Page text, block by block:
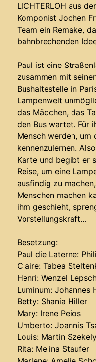
LICHTERLOH aus
Komponist Jochen
Team ein Remake,
bahnbrechenden
Paul ist eine
zusammen mit
Bushaltestelle in
Lampenwelt
das Mädchen, das
den Bus wartet. Für
Mensch werden, um
kennenzulernen.
Karte und begibt er
Reise, um eine
ausfindig zu
Menschen machen
ihm geschieht,
Vorstellungskraft…
Besetzung:
Paul die Laterne:
Claire: Tabea
Henri: Wenzel
Luminum: Johannes
Betty: Shania Hiller
Mary: Irene Peios
Umberto: Joannis
Louis: Martin Szekely
Rita: Melina Staufer